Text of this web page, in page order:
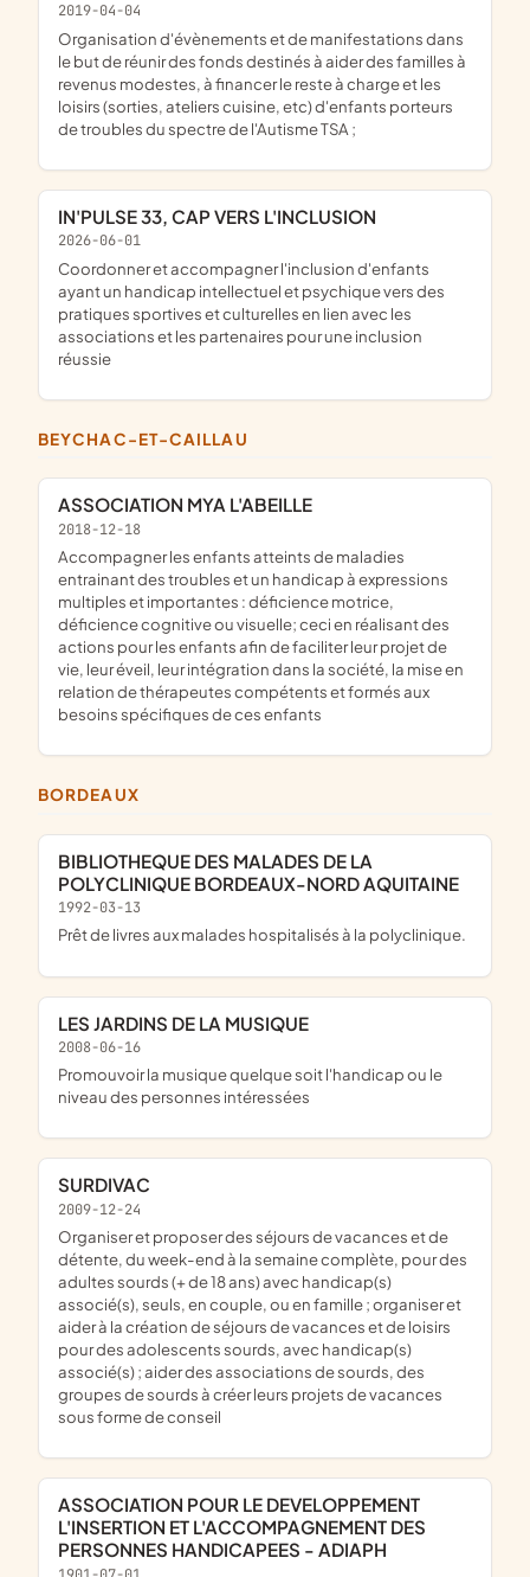
2019-04-04
organisation d'évènements et de manifestations dans
le but de réunir des fonds destinés à aider des familles à
revenus modestes, à financer le reste à charge et les
loisirs (sorties, ateliers cuisine, etc) d'enfants porteurs
de troubles du spectre de l'Autisme TSA ;
IN'PULSE 33, CAP VERS L'INCLUSION
2026-06-01
coordonner et accompagner l'inclusion d'enfants
ayant un handicap intellectuel et psychique vers des
pratiques sportives et culturelles en lien avec les
associations et les partenaires pour une inclusion
réussie
BEYCHAC-ET-CAILLAU
ASSOCIATION MYA L'ABEILLE
2018-12-18
accompagner les enfants atteints de maladies
entrainant des troubles et un handicap à expressions
multiples et importantes : déficience motrice,
déficience cognitive ou visuelle; ceci en réalisant des
actions pour les enfants afin de faciliter leur projet de
vie, leur éveil, leur intégration dans la société, la mise en
relation de thérapeutes compétents et formés aux
besoins spécifiques de ces enfants
BORDEAUX
BIBLIOTHEQUE DES MALADES DE LA
POLYCLINIQUE BORDEAUX-NORD AQUITAINE
1992-03-13
Prêt de livres aux malades hospitalisés à la polyclinique.
LES JARDINS DE LA MUSIQUE
2008-06-16
promouvoir la musique quelque soit l'handicap ou le
niveau des personnes intéressées
SURDIVAC
2009-12-24
organiser et proposer des séjours de vacances et de
détente, du week-end à la semaine complète, pour des
adultes sourds (+ de 18 ans) avec handicap(s)
associé(s), seuls, en couple, ou en famille ; organiser et
aider à la création de séjours de vacances et de loisirs
pour des adolescents sourds, avec handicap(s)
associé(s) ; aider des associations de sourds, des
groupes de sourds à créer leurs projets de vacances
sous forme de conseil
ASSOCIATION POUR LE DEVELOPPEMENT
L'INSERTION ET L'ACCOMPAGNEMENT DES
PERSONNES HANDICAPEES - ADIAPH